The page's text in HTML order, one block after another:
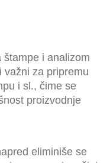
štampe i analizom
važni za pripremu
i sl., čime se
proizvodnje
eliminiše se